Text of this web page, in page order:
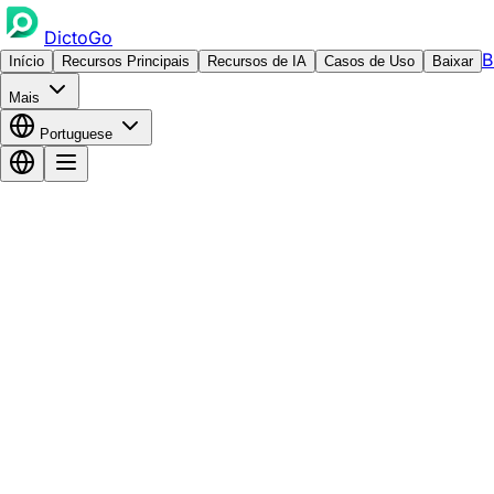
DictoGo
Início Recursos Principais Recursos de IA Casos de Uso Baixar
Mais
Portuguese